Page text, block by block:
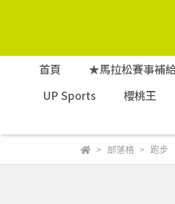
首頁 ★馬拉松賽事補
UP Sports
櫻桃王
部落格 跑步